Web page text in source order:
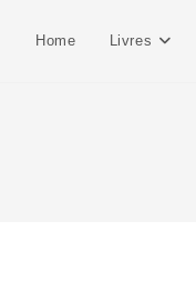
Home Livres